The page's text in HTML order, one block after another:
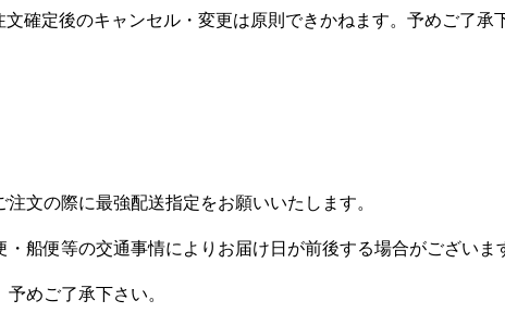
確定後のキャンセル・変更は原則できかねます。予めご了承
文の際に最強配送指定をお願いいたします。
船便等の交通事情によりお届け日が前後する場合がございま
めご了承下さい。